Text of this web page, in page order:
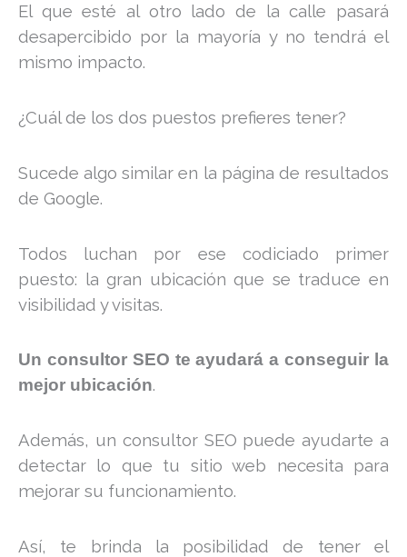
El que esté al otro lado de la calle pasará
desapercibido por la mayoría y no tendrá el
mismo impacto.
¿Cuál de los dos puestos prefieres tener?
Sucede algo similar en la página de resultados
de Google.
Todos luchan por ese codiciado primer
puesto: la gran ubicación que se traduce en
visibilidad y visitas.
Un consultor SEO te ayudará a conseguir la
mejor ubicación.
Además, un consultor SEO puede ayudarte a
detectar lo que tu sitio web necesita para
mejorar su funcionamiento.
Así, te brinda la posibilidad de tener el